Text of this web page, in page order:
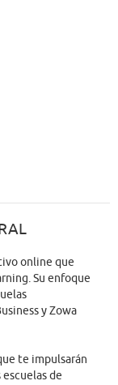
online que
Su enfoque
y Zowa
te impulsarán
de